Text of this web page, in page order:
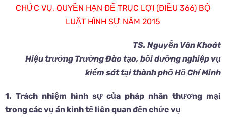
CHỨC VỤ, QUYỀN HẠN ĐỂ TRỤC LỢI (ĐIỀU 366) BỘ
LUẬT HÌNH SỰ NĂM 2015
TS. Nguyễn Văn Khoát
Hiệu trưởng Trường Đào tạo, bồi dưỡng nghiệp vụ
kiểm sát tại thành phố Hồ Chí Minh
1. Trách nhiệm hình sự của pháp nhân thương mại
trong các vụ án kinh tế liên quan đến chức vụ